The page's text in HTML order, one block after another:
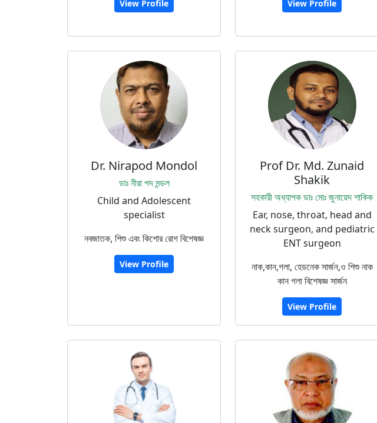
View Profile View Profile
Dr. Nirapod Mondol
ডাঃ নীরা পদ মন্ডল
Child and Adolescent
specialist
নবজাতক, শিশু এবং কিশোর রোগ বিশেষজ্ঞ
View Profile
Prof Dr. Md. Zunaid
Shakik
সহকারী অধ্যাপক ডাঃ মোঃ জুনায়েদ শাকিক
Ear, nose, throat, head and
neck surgeon, and pediatric
ENT surgeon
নাক,কান,গলা, হেডনেক সার্জন,ও শিশু নাক
কান গলা বিশেষজ্ঞ সার্জন
View Profile